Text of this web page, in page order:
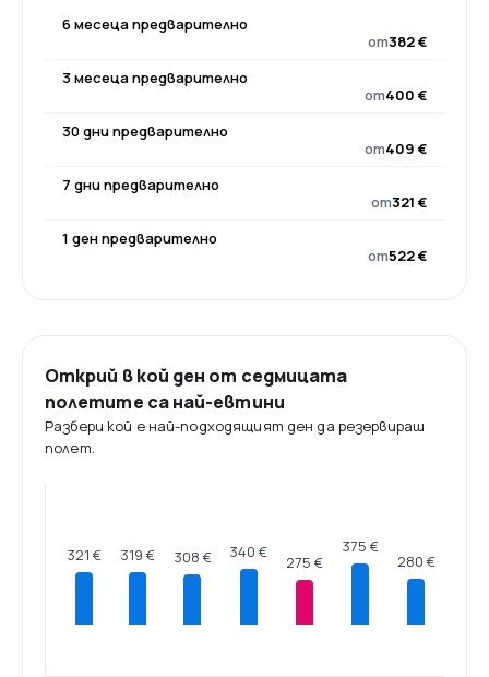
6 месеца предварително
от382 €
3 месеца предварително
от400 €
30 дни предварително
от409 €
7 дни предварително
от321 €
1 ден предварително
от522 €
Открий в кой ден от седмицата
полетите са най-евтини
Разбери кой е най-подходящият ден да резервираш
полет.
321 € 319 € 308 € 340 €
275 €
375 €
280 €